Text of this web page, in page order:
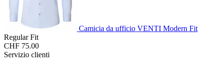
Camicia da ufficio VENTI Modern Fit
Regular Fit
CHF 75.00
Servizio clienti